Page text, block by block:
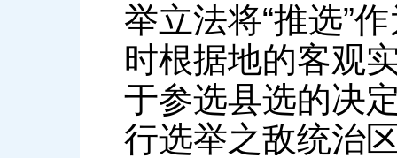
举立法将“推选”
时根据地的客观
于参选县选的决
行选举之敌统治